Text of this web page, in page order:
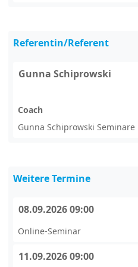
Referentin/Referent
Gunna Schiprowski
Coach
Gunna Schiprowski
Weitere Termine
08.09.2026 09:00
Online-Seminar
11.09.2026 09:00